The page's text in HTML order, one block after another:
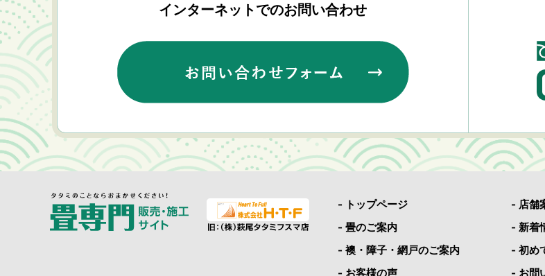
インターネットでのお問い合わせ
- トップページ
- 畳のご案内
- 襖・障子・網戸のご案内
- お客様の声
- 店舗
- 新着
- 初め
- お問